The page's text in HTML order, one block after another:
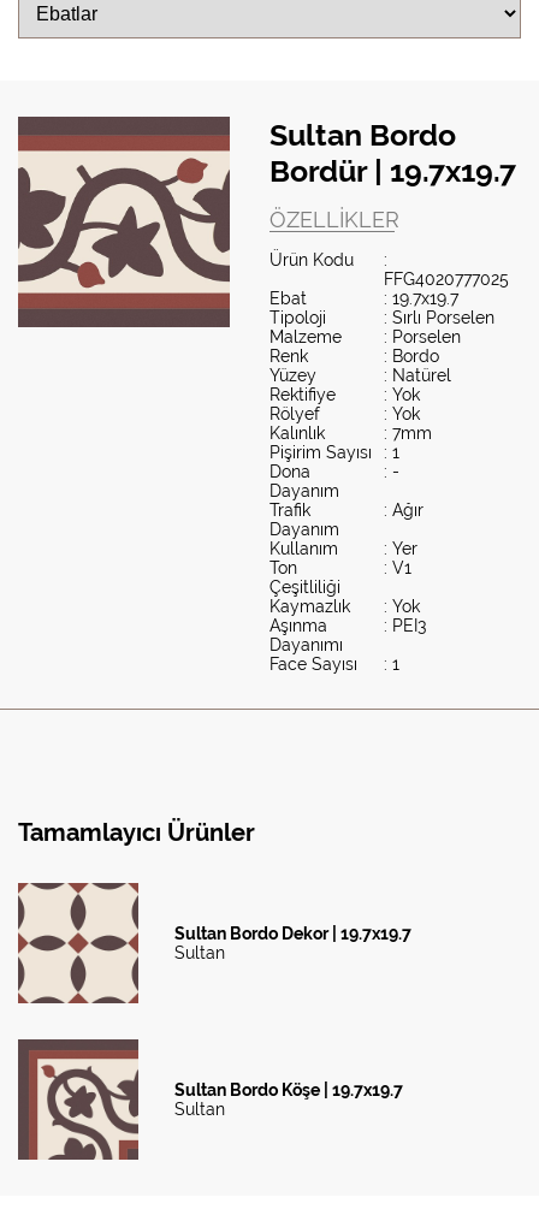
Sultan Bordo
Bordür | 19.7x19.7
ÖZELLIKLER
Ürün Kodu
:
FFG4020777025
Ebat
: 19.7x19.7
Tipoloji
: Sırlı Porselen
Malzeme
: Porselen
Renk
: Bordo
Yüzey
: Natürel
Rektifiye
: Yok
Rölyef
: Yok
Kalınlık
: 7mm
Pişirim Sayısı
: 1
Dona
Dayanım
: -
Trafik
Dayanım
: Ağır
Kullanım
: Yer
Ton
Çeşitliliği
: V1
Kaymazlık
: Yok
Aşınma
Dayanımı
: PEI3
Face Sayısı
: 1
Tamamlayıcı Ürünler
Sultan Bordo Dekor | 19.7x19.7
Sultan
Sultan Bordo Köşe | 19.7x19.7
Sultan